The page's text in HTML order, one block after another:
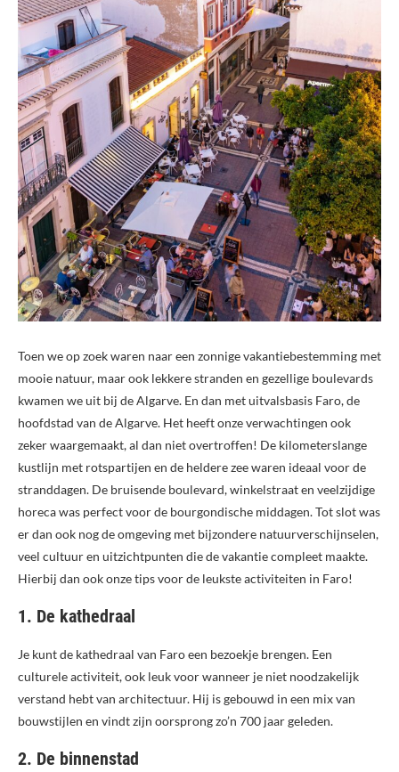
Toen we op zoek waren naar een zonnige vakantiebestemming met
mooie natuur, maar ook lekkere stranden en gezellige boulevards
kwamen we uit bij de Algarve. En dan met uitvalsbasis Faro, de
hoofdstad van de Algarve. Het heeft onze verwachtingen ook
zeker waargemaakt, al dan niet overtroffen! De kilometerslange
kustlijn met rotspartijen en de heldere zee waren ideaal voor de
stranddagen. De bruisende boulevard, winkelstraat en veelzijdige
horeca was perfect voor de bourgondische middagen. Tot slot was
er dan ook nog de omgeving met bijzondere natuurverschijnselen,
veel cultuur en uitzichtpunten die de vakantie compleet maakte.
Hierbij dan ook onze tips voor de leukste activiteiten in Faro!
1. De kathedraal
Je kunt de kathedraal van Faro een bezoekje brengen. Een
culturele activiteit, ook leuk voor wanneer je niet noodzakelijk
verstand hebt van architectuur. Hij is gebouwd in een mix van
bouwstijlen en vindt zijn oorsprong zo’n 700 jaar geleden.
2. De binnenstad